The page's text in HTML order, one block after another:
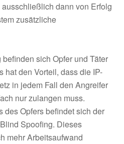
dann von Erfolg
zusätzliche
sich Opfer und Täter
hat den Vorteil, dass die IP-
in jedem Fall den Angreifer
nur zulangen muss.
des Opfers befindet sich der
Spoofing. Dieses
mehr Arbeitsaufwand